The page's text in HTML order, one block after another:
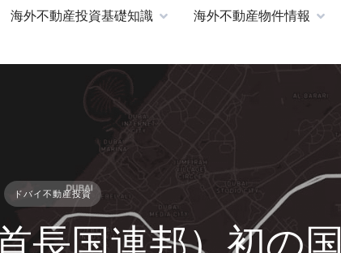
海外不動産投資基礎知識 海外不動産物件情報
ドバイ不動産投資